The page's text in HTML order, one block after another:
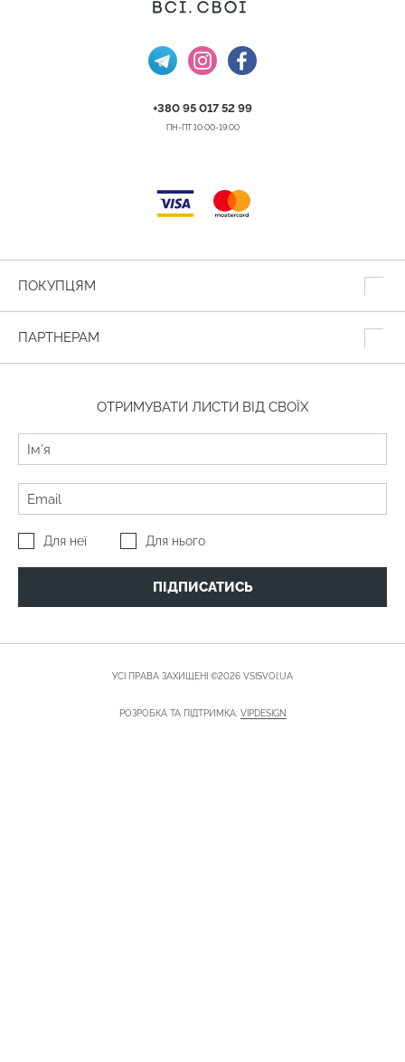
+380 95 017 52 99
ПН-ПТ 10:00-19:00
ПОКУПЦЯМ
ПАРТНЕРАМ
ОТРИМУВАТИ ЛИСТИ ВІД СВОЇХ
Для неї Для нього
ПІДПИСАТИСЬ
УСІ ПРАВА ЗАХИЩЕНІ ©2026 VSISVOI.UA
РОЗРОБКА ТА ПІДТРИМКА: VIPDESIGN